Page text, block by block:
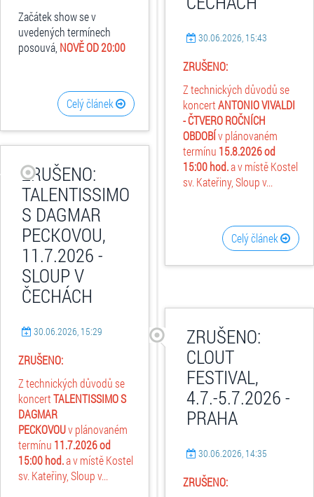
Začátek show se v
uvedených termínech
posouvá, NOVĚ OD 20:00
Celý článek
30.06.2026, 15:43
ZRUŠENO:
Z technických důvodů se
koncertANTONIO VIVALDI
- ČTVERO ROČNÍCH
OBDOBÍv plánovaném
termínu 15.8.2026od
15:00 hod.a v místě Kostel
sv. Kateřiny, Sloup v...
Celý článek
ZRUŠENO:
TALENTISSIMO
S DAGMAR
PECKOVOU,
11.7.2026 -
SLOUP V
ČECHÁCH
30.06.2026, 15:29
ZRUŠENO:
Z technických důvodů se
koncertTALENTISSIMO S
DAGMAR
PECKOVOUv plánovaném
termínu 11.7.2026od
15:00 hod.a v místě Kostel
sv. Kateřiny, Sloup v...
ZRUŠENO:
CLOUT
FESTIVAL,
4.7.-5.7.2026 -
PRAHA
30.06.2026, 14:35
ZRUŠENO: